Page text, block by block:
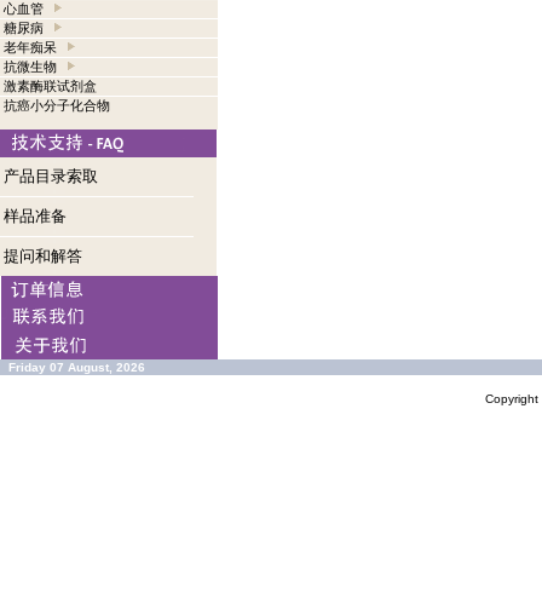
心血管
糖尿病
老年痴呆
抗微生物
激素酶联试剂盒
抗癌小分子化合物
产品目录索取
样品准备
提问和解答
Friday 07 August, 2026